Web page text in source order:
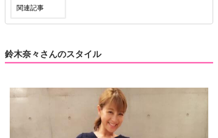
関連記事
鈴木奈々さんのスタイル